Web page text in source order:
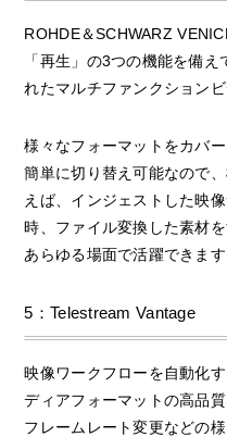
ROHDE＆SCHWARZ
「再生」の3つの機能を備
れたマルチファンクションビ
様々なフォーマットをカバ
簡単に切り替え可能なので
えば、インジェストした映
時、ファイル変換した素材
あらゆる場面で活躍できます
5：Telestream Vantage
映像ワークフローを自動化
ディアフォーマットの高品
フレームレート変更などの